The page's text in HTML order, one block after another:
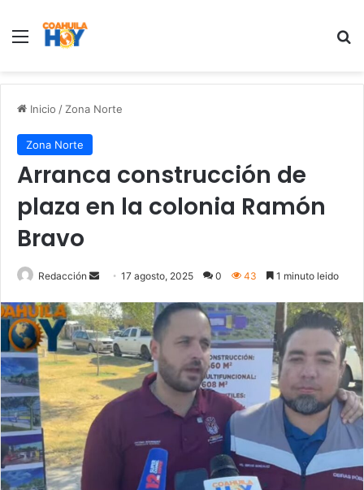
Menu
Inicio / Zona Norte
Zona Norte
Arranca construcción de
plaza en la colonia Ramón
Bravo
Redacción
n
d
a
n
e
m
17 agosto, 2025 0 43 1 minuto leido